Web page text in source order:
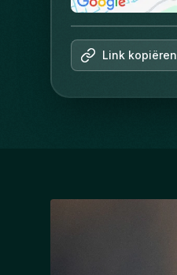
Link kopiëren